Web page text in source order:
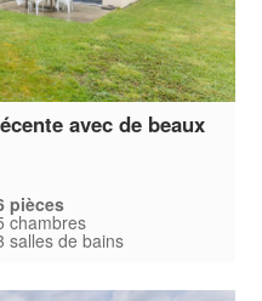
avec de beaux
pièces
chambres
salles de bains